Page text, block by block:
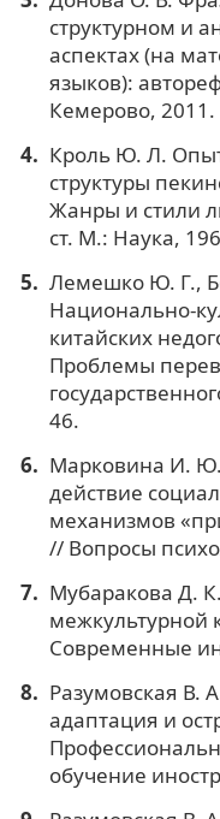
структурном и
аспектах (на
языков):
Кемерово, 2011.
Кроль Ю. Л.
структуры
Жанры и стили
ст. М.: Наука,
Лемешко Ю. Г.,
Национально-
китайских
Проблемы
46.
Марковина И.
действие
механизмов
// Вопросы
Мубаракова Д.
Современные
Разумовская В.
адаптация и
обучение